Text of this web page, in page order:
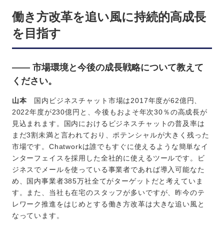
働き方改革を追い風に持続的高成長
を目指す
―― 市場環境と今後の成長戦略について教えて
ください。
山本 国内ビジネスチャット市場は2017年度が62億円、
2022年度が230億円と、今後もおよそ年次30％の高成長が
見込まれます。国内におけるビジネスチャットの普及率は
まだ3割未満と言われており、ポテンシャルが大きく残った
市場です。Chatworkは誰でもすぐに使えるような簡単なイ
ンターフェイスを採用した全社的に使えるツールです。ビ
ジネスでメールを使っている事業者であれば導入可能なた
め、国内事業者385万社全てがターゲットだと考えていま
す。また、当社も在宅のスタッフが多いですが、昨今のテ
レワーク推進をはじめとする働き方改革は大きな追い風と
なっています。